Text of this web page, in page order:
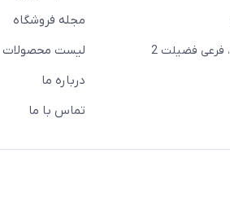
بوشهر . بندر گناوه ، خیابان فضیلت، فرعی فضیلت 2
مجله فروشگاه
لیست محصولات
درباره ما
تماس با ما